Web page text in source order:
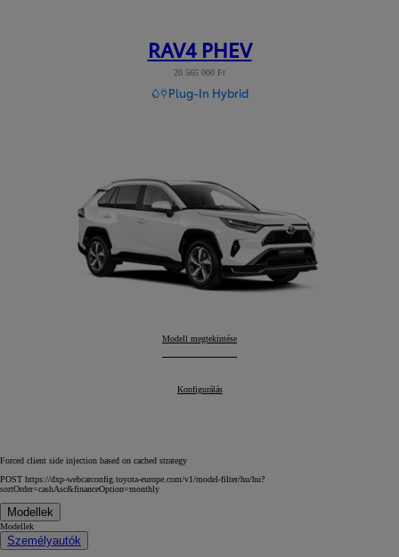
RAV4 PHEV
20 565 000 Ft
Plug-In Hybrid
RAV4 PHEV:
Modell megtekintése
RAV4 PHEV
Konfigurálás
Forced client side injection based on cached strategy
POST https://dxp-webcarconfig.toyota-europe.com/v1/model-filter/hu/hu?
sortOrder=cashAsc&financeOption=monthly
Modellek
Modellek
Személyautók